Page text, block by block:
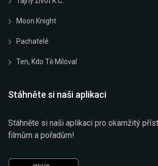
Moon Knight
Pachatelé
Ten, Kdo Tě Miloval
Stáhněte si naši aplikaci
Stáhněte si naši aplikaci pro okamžitý
filmům a pořadům!